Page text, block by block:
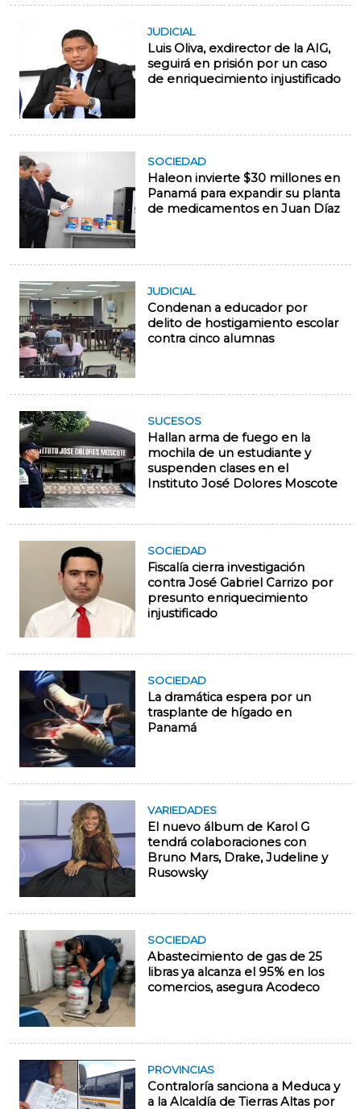
JUDICIAL
Luis Oliva, exdirector de la AIG,
seguirá en prisión por un caso
de enriquecimiento injustificado
SOCIEDAD
Haleon invierte $30 millones en
Panamá para expandir su planta
de medicamentos en Juan Díaz
JUDICIAL
Condenan a educador por
delito de hostigamiento escolar
contra cinco alumnas
SUCESOS
Hallan arma de fuego en la
mochila de un estudiante y
suspenden clases en el
Instituto José Dolores Moscote
SOCIEDAD
Fiscalía cierra investigación
contra José Gabriel Carrizo por
presunto enriquecimiento
injustificado
SOCIEDAD
La dramática espera por un
trasplante de hígado en
Panamá
VARIEDADES
El nuevo álbum de Karol G
tendrá colaboraciones con
Bruno Mars, Drake, Judeline y
Rusowsky
SOCIEDAD
Abastecimiento de gas de 25
libras ya alcanza el 95% en los
comercios, asegura Acodeco
PROVINCIAS
Contraloría sanciona a Meduca y
a la Alcaldía de Tierras Altas por